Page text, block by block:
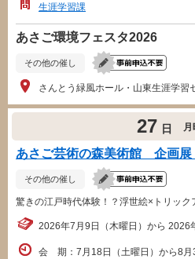
生涯学習課
あさご環境フェスタ2026
その他の催し
さんとう緑風ホール・山東生涯学習
27 日 月
あさご芸術の森美術館 企画展
その他の催し
驚きの江戸時代体験！？浮世絵×トリック
2026年7月9日（木曜日）から 2026
会 期：7月18日（土曜日）から8月